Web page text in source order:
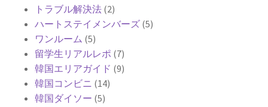
トラブル解決法 (2)
ハートステイメンバーズ (5)
ワンルーム (5)
留学生リアルレポ (7)
韓国エリアガイド (9)
韓国コンビニ (14)
韓国ダイソー (5)